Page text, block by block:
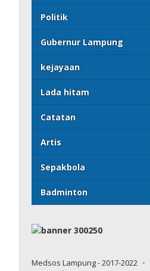
Politik
Gubernur Lampung
kejayaan
Lada hitam
Catatan
Artis
Sepakbola
Badminton
Medsos Lampung - 2017-2022